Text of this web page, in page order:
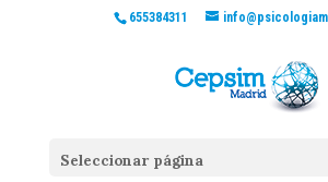
655384311
Seleccionar página